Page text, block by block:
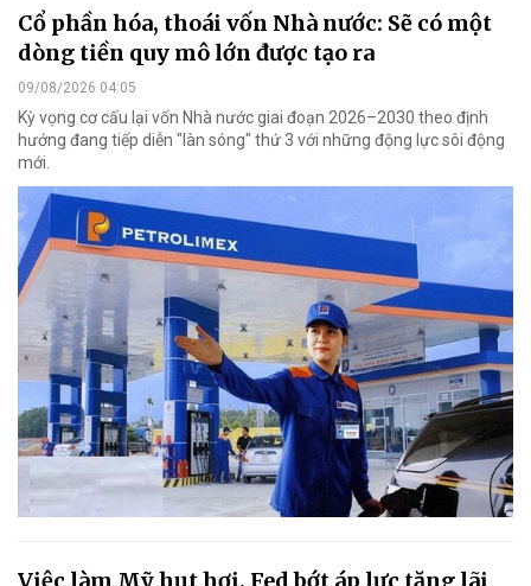
Cổ phần hóa, thoái vốn Nhà nước: Sẽ có một
dòng tiền quy mô lớn được tạo ra
09/08/2026 04:05
Kỳ vọng cơ cấu lại vốn Nhà nước giai đoạn 2026–2030 theo định
hướng đang tiếp diễn "làn sóng" thứ 3 với những động lực sôi động
mới.
Việc làm Mỹ hụt hơi, Fed bớt áp lực tăng lãi